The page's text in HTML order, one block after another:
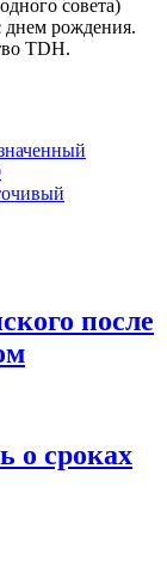
совета)
днем рождения.
TDH.
после
о сроках